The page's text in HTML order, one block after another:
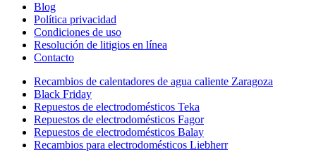
Blog
Política privacidad
Condiciones de uso
Resolución de litigios en línea
Contacto
Recambios de calentadores de agua caliente Zaragoza
Black Friday
Repuestos de electrodomésticos Teka
Repuestos de electrodomésticos Fagor
Repuestos de electrodomésticos Balay
Recambios para electrodomésticos Liebherr